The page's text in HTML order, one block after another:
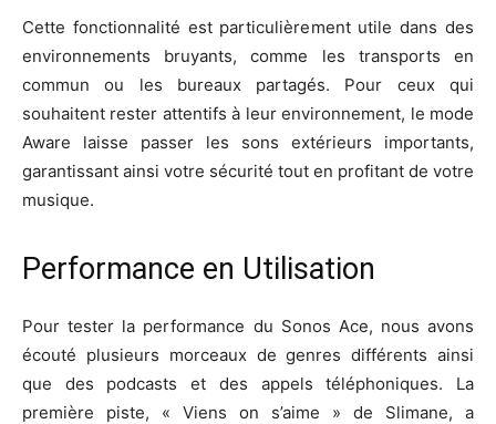
Cette fonctionnalité est particulièrement utile dans des
environnements bruyants, comme les transports en
commun ou les bureaux partagés. Pour ceux qui
souhaitent rester attentifs à leur environnement, le mode
Aware laisse passer les sons extérieurs importants,
garantissant ainsi votre sécurité tout en profitant de votre
musique.
Performance en Utilisation
Pour tester la performance du Sonos Ace, nous avons
écouté plusieurs morceaux de genres différents ainsi
que des podcasts et des appels téléphoniques. La
première piste, « Viens on s’aime » de Slimane, a